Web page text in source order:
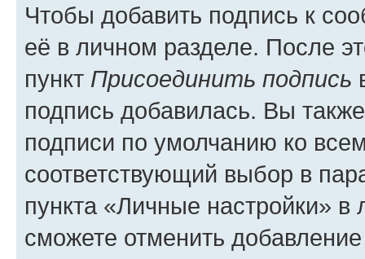
Чтобы добавить подпись к
её в личном разделе. После
пункт Присоединить подпись
подпись добавилась. Вы
подписи по умолчанию ко
соответствующий выбор в
пункта «Личные настройки»
сможете отменить